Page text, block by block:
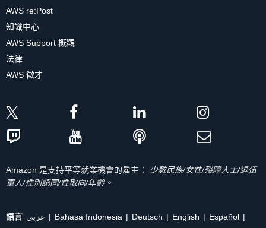
AWS re:Post
知識中心
AWS Support 概觀
法律
AWS 徵才
Amazon 是支持平等就業機會的雇主：
少數民族/女性/殘障人士/退伍
軍人/性別認同/性取向/年齡。
語言 عربي Bahasa Indonesia Deutsch English
Español